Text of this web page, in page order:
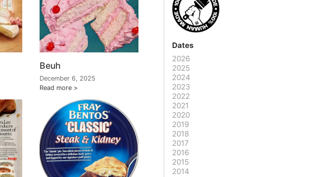
Beuh
December 6, 2025
Read more
Dates
2026
2025
2024
2023
2022
2021
2020
2019
2018
2017
2016
2015
2014